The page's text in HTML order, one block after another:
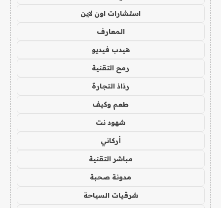
استشارات اون لاين
المعارف
هيدب فيديو
رمح التقنية
رذاذ التجارة
طعم وكيف
شهود نت
أركاني
مباشر التقنية
مدونة صحبة
شرقيات السياحة